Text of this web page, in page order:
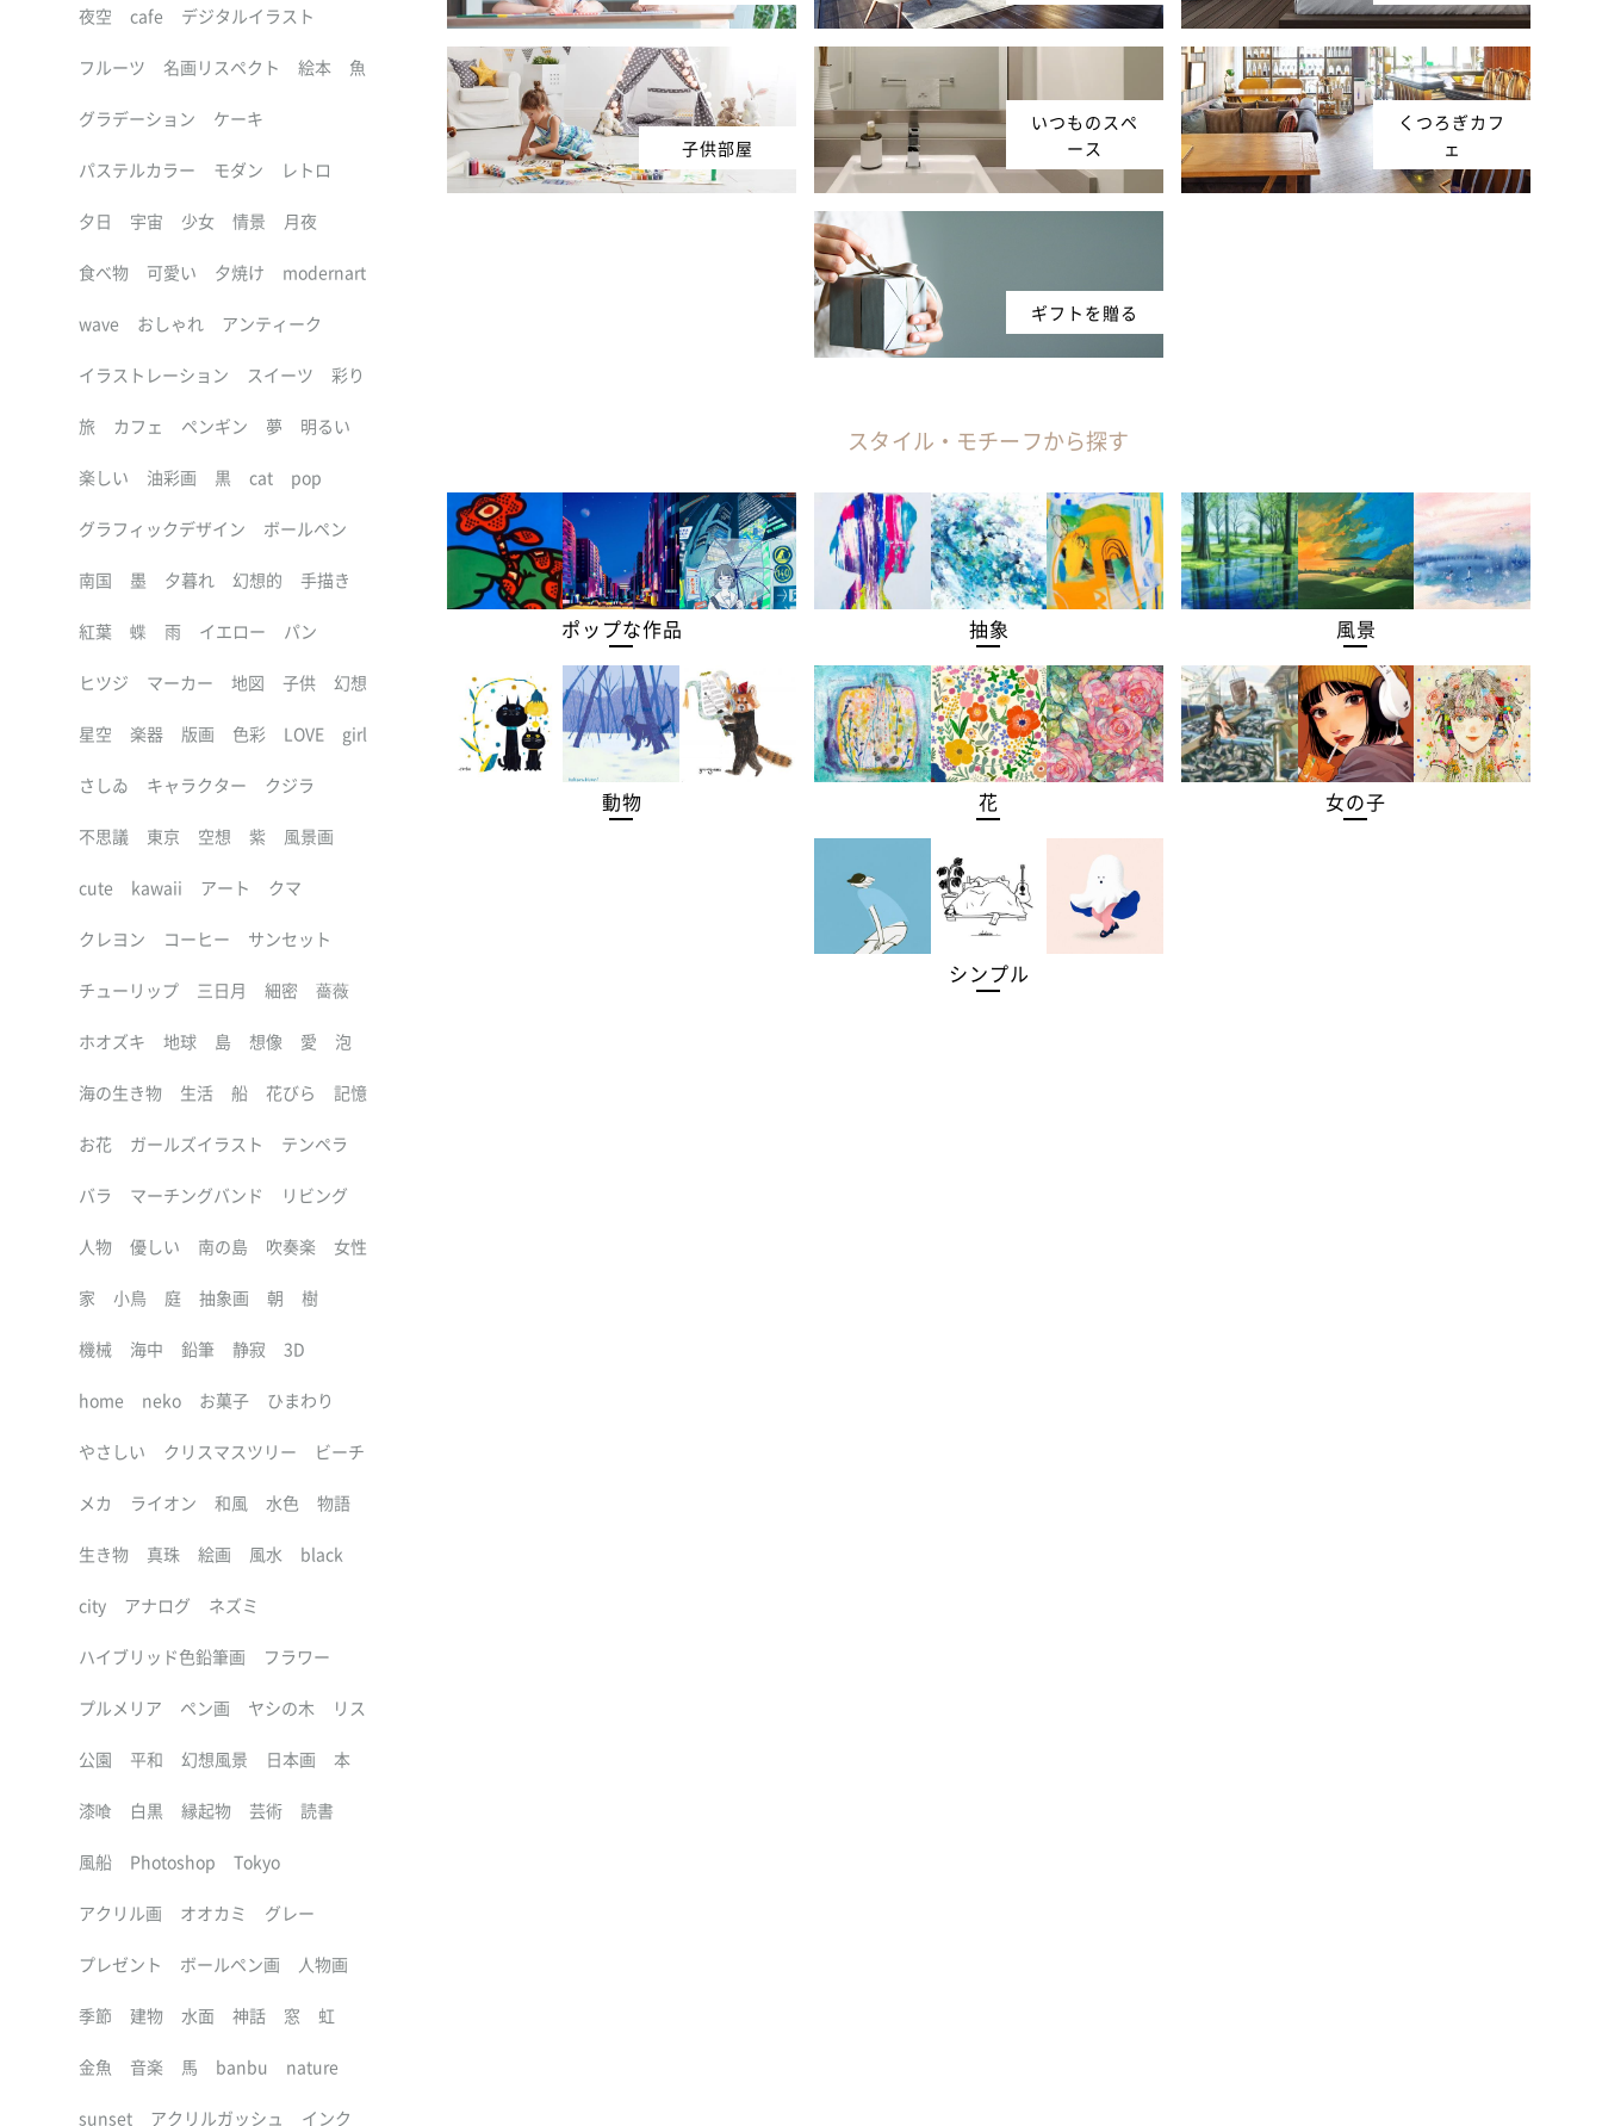
子供部屋
いつものスペ
ース
くつろぎカフ
ェ
ギフトを贈る
スタイル・モチーフから探す
ポップな作品 抽象 風景
動物 花 女の子
シンプル
夜空 cafe デジタルイラスト
フルーツ 名画リスペクト 絵本 魚
グラデーション ケーキ
パステルカラー モダン レトロ
夕日 宇宙 少女 情景 月夜
食べ物 可愛い 夕焼け modernart
wave おしゃれ アンティーク
イラストレーション スイーツ 彩り
旅 カフェ ペンギン 夢 明るい
楽しい 油彩画 黒 cat pop
グラフィックデザイン ボールペン
南国 墨 夕暮れ 幻想的 手描き
紅葉 蝶 雨 イエロー パン
ヒツジ マーカー 地図 子供 幻想
星空 楽器 版画 色彩 LOVE girl
さしゐ キャラクター クジラ
不思議 東京 空想 紫 風景画
cute kawaii アート クマ
クレヨン コーヒー サンセット
チューリップ 三日月 細密 薔薇
ホオズキ 地球 島 想像 愛 泡
海の生き物 生活 船 花びら 記憶
お花 ガールズイラスト テンペラ
バラ マーチングバンド リビング
人物 優しい 南の島 吹奏楽 女性
家 小鳥 庭 抽象画 朝 樹
機械 海中 鉛筆 静寂 3D
home neko お菓子 ひまわり
やさしい クリスマスツリー ビーチ
メカ ライオン 和風 水色 物語
生き物 真珠 絵画 風水 black
city アナログ ネズミ
ハイブリッド色鉛筆画 フラワー
プルメリア ペン画 ヤシの木 リス
公園 平和 幻想風景 日本画 本
漆喰 白黒 縁起物 芸術 読書
風船 Photoshop Tokyo
アクリル画 オオカミ グレー
プレゼント ボールペン画 人物画
季節 建物 水面 神話 窓 虹
金魚 音楽 馬 banbu nature
sunset アクリルガッシュ インク